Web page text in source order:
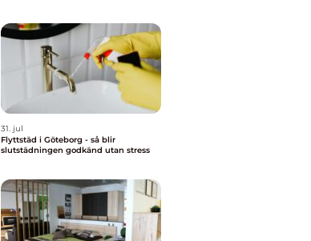
31. jul
Flyttstäd i Göteborg - så blir
slutstädningen godkänd utan stress